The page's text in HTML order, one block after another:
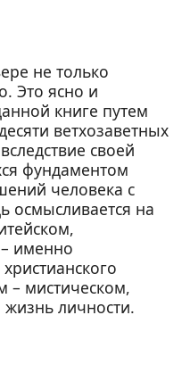
не только
Это ясно и
книге путем
ветхозаветных
своей
фундаментом
человека с
осмысливается на
именно
– мистическом,
личности.